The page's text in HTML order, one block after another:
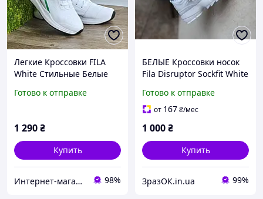
Легкие Кроссовки FILA
White Стильные Белые
размеры
Готово к отправке
1 290₴
Купить
Интернет-магазин Sneakers Boom 98%
БЕЛЫЕ Кроссовки носок
Fila Disruptor Sockfit White
кожаные с манжетом
унисекс 36-40 р
Готово к отправке
от 167₴/мес
1 000₴
Купить
ЗразОК.in.ua 99%